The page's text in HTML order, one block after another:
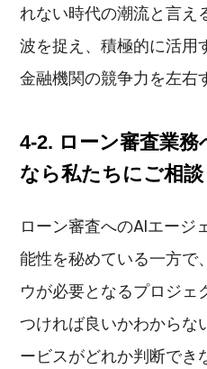
れない時代の潮流と言え
波を捉え、積極的に活用
金融機関の競争力を左右
4-2. ローン審査業
なら私たちにご相
ローン審査へのAIエージ
能性を秘めている一方で
ウが必要となるプロジェ
つければ良いかわからな
ービスがどれか判断でき